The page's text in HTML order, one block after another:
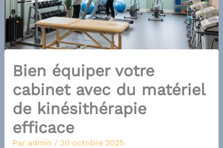
Bien équiper votre
cabinet avec du matériel
de kinésithérapie
efficace
Par admin / 20 octobre 2025